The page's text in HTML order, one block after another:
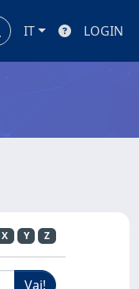
IT LOGIN
X Y Z